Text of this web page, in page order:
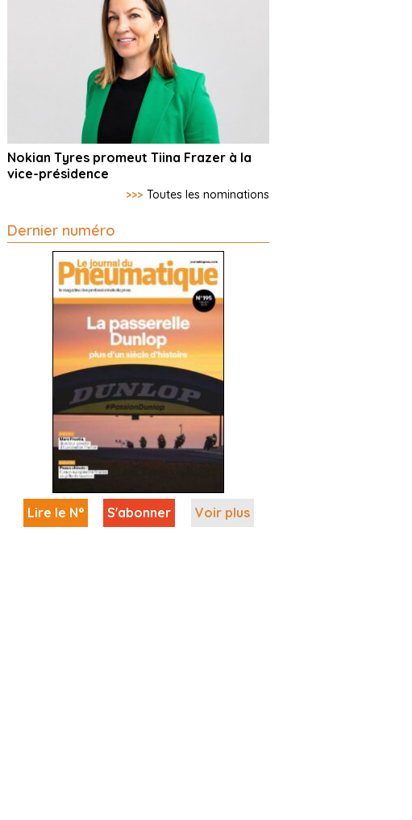
Nokian Tyres promeut Tiina Frazer à la
vice-présidence
>>> Toutes les nominations
Dernier numéro
Lire le N° S'abonner Voir plus